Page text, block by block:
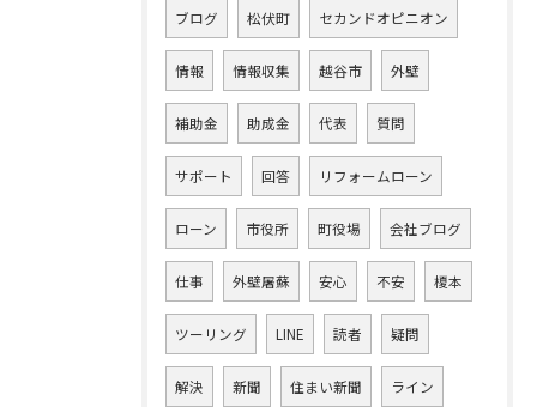
ブログ 松伏町 セカンドオピニオン
情報 情報収集 越谷市 外壁
補助金 助成金 代表 質問
サポート 回答 リフォームローン
ローン 市役所 町役場 会社ブログ
仕事 外壁屠蘇 安心 不安 榎本
ツーリング LINE 読者 疑問
解決 新聞 住まい新聞 ライン